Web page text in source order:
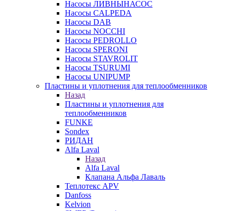
Насосы ЛИВНЫНАСОС
Насосы CALPEDA
Насосы DAB
Насосы NOCCHI
Насосы PEDROLLO
Насосы SPERONI
Насосы STAVROLIT
Насосы TSURUMI
Насосы UNIPUMP
Пластины и уплотнения для теплообменников
Назад
Пластины и уплотнения для
теплообменников
FUNKE
Sondex
РИДАН
Alfa Laval
Назад
Alfa Laval
Клапана Альфа Лаваль
Теплотекс APV
Danfoss
Kelvion